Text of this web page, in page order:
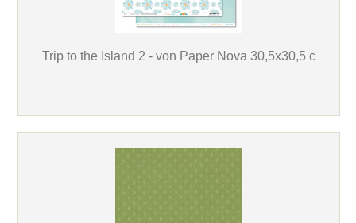
Trip to the Island 2 - von Paper Nova 30,5x30,5 c